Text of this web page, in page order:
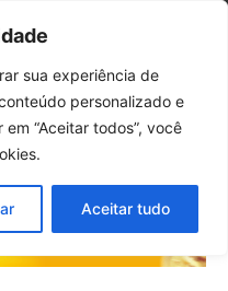
sua experiência de
personalizado e
“Aceitar todos”, você
Aceitar tudo